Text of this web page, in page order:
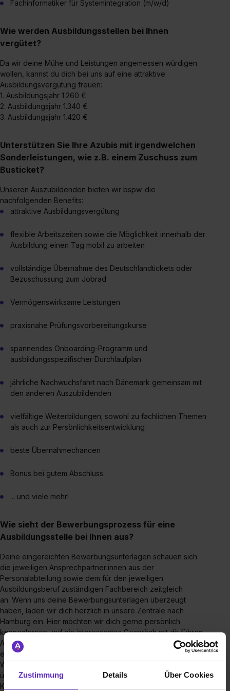
Zustimmung Details Über Cookies
Fachinformatiker für Systemintegration (m/w/d)
Wie werden Ausbildungsstellen bei Ihnen
vergütet?
Da wir deine Mühe und Leistungen angemessen würdigen
wollen, kannst du dich bei uns auf eine attraktive
Ausbildungsvergütung freuen:
1. Ausbildungsjahr 1.260 €
2. Ausbildungsjahr 1.340 €
3. Ausbildungsjahr 1.420 €
Unterstützen Sie Ihre Azubis mit irgendwelchen
Sonderleistungen, wie z.B. einem Zuschuss zum
Busticket?
Unseren Auszubildenden bieten wir bspw. die
nachfolgenden Benefits:
attraktive Ausbildungsvergütung
flexible Arbeitszeiten sowie die Möglichkeit innerhalb der
Ausbildung einen Tag mobil zu arbeiten
vollständige Übernahme des Deutschlandtickets oder
Bezuschussung zum Jobrad
Vermögenswirksame Leistungen
praxisnahe Prüfungsvorbereitungskurse
spannendes Onboarding-Programm und
ausbildungsspezifischer Durchlaufplan
jährliche Nachwuchsfahrt nach Dänemark gemeinsam mit
den anderen Auszubildenden
vielfältige Weiterbildungen; sowohl zu fachlichen Themen
als auch zur Persönlichkeitsentwicklung
beste Übernahmechancen
Bonus bei gutem Abschluss
... und viele mehr!
Wie sieht der Bewerbungsprozess für eine
Ausbildungsstelle bei Ihnen aus?
Deine eingereichten Bewerbungsunterlagen schauen sich
die jeweiligen Ansprechpartner:innen aus der
Personalabteilung sowie dem für den jeweiligen
Ausbildungsberuf zuständigen Fachbereich zeitgleich
an. Wenn uns deine Bewerbungsunterlagen überzeugt
haben, laden wir dich herzlich in unsere Zentrale nach
Hamburg ein. Hier möchten wir dich gerne persönlich
kennenlernen und ein interessantes Gespräch mit dir führen.
Anwesend sind dabei deine zukünftiger Führungskraft und
ein/e Mitarbeiter:in aus der Personalabteilung.
Wenn du uns in diesem Gespräch weiterhin von dir
überzeugen konntest, laden wir dich gerne zu einem sog.
Kennenlerntag ein. An diesem Kennenlerntag lernst du